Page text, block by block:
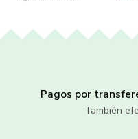
Pagos por
También